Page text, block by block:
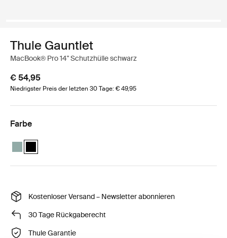
Thule Gauntlet
MacBook® Pro 14" Schutzhülle schwarz
€ 54,95
Niedrigster Preis der letzten 30 Tage: € 49,95
Farbe
Thule Gauntlet MacBook® Pro Sleeve 14" Trübes Grün
Thule Gauntlet MacBook® Pro Sleeve 14" Schwarz (selected)
Kostenloser Versand – Newsletter abonnieren
30 Tage Rückgaberecht
Thule Garantie